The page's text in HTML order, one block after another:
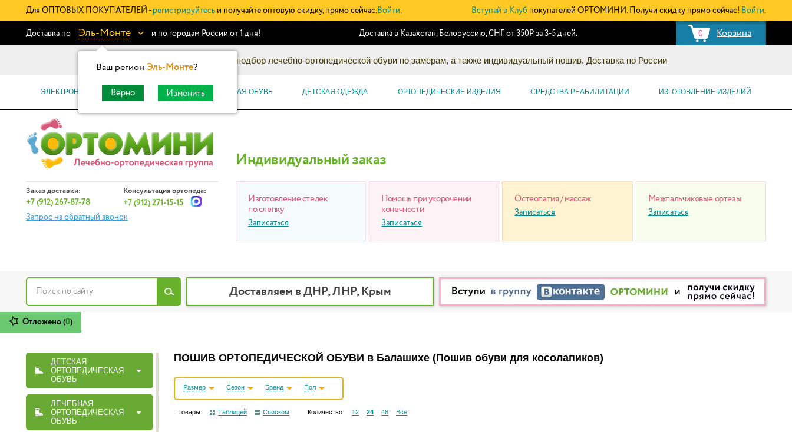
Для ОПТОВЫХ ПОКУПАТЕЛЕЙ - регистрируйтесь и получайте оптовую скидку, прямо сейчас.Войти. Вступай в Клуб покупателей ОРТОМИНИ. Получи скидку прямо сейчас! Войти.
Доставка по Эль-Монте
Ваш регион Эль-Монте?
Верно Изменить
и по городам России от 1 дня! 0 Корзина
Доставка в Казахстан, Белоруссию, СНГ от 350Р за 3-5 дней.
Информационный каталог: подбор лечебно-ортопедической обуви по замерам, а также индивидуальный пошив. Доставка по России
ЭЛЕКТРОННЫЕ СЕРТИФИКАТЫ ОРТОПЕДИЧЕСКАЯ ОБУВЬ ДЕТСКАЯ ОДЕЖДА ОРТОПЕДИЧЕСКИЕ ИЗДЕЛИЯ СРЕДСТВА РЕАБИЛИТАЦИИ ИЗГОТОВЛЕНИЕ ИЗДЕЛИЙ
Заказ доставки:
+7 (912) 267-87-78
Консультация ортопеда:
+7 (912) 271-15-15
Запрос на обратный звонок
Индивидуальный заказ
Изготовление стелек
по слепку
Записаться
Помощь при укорочении
конечности
Записаться
Остеопатия / массаж
Записаться
Межпальчиковые ортезы
Записаться
Доставляем в ДНР, ЛНР, Крым
Отложено (0)
ДЕТСКАЯ
ОРТОПЕДИЧЕСКАЯ
ОБУВЬ
ЛЕЧЕБНАЯ
ОРТОПЕДИЧЕСКАЯ
ОБУВЬ
ПОШИВ ОРТОПЕДИЧЕСКОЙ ОБУВИ в Балашихе(Пошив обуви для косолапиков)
Размер Сезон Бренд Пол
Товары: Таблицей Списком Количество: 12 24 48 Все